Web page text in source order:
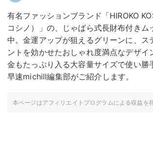
有名ファッションブランド「HIROKO
コシノ）」の、じゃばら式長財布付きム
中。金運アップが狙えるグリーンに、ス
ントを効かせたおしゃれ度満点なデザ
金もたっぷり入る大容量サイズで使い勝
早速michill編集部がご紹介します。
本ページはアフィリエイトプログラムによる収益を